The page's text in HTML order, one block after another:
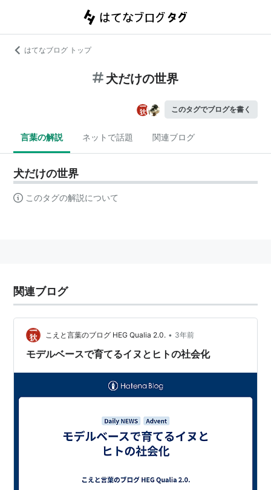
はてなブログ トップ
犬だけの世界
このタグでブログを書く
言葉の解説 ネットで話題 関連ブログ
犬だけの世界
このタグの解説について
関連ブログ
こえと言葉のブログ HEG Qualia 2.0. • 3年前
モデルベースで育てるイヌとヒトの社会化